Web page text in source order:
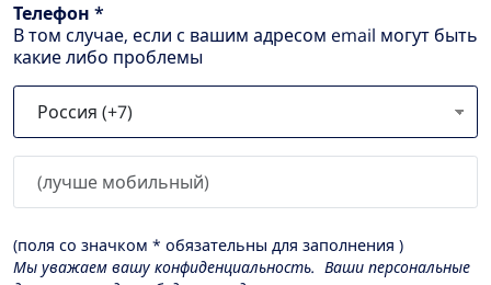
Телефон *
В том случае, если с вашим адресом email могут быть
какие либо проблемы
(поля со значком * обязательны для заполнения )
Мы уважаем вашу конфиденциальность. Ваши персональные